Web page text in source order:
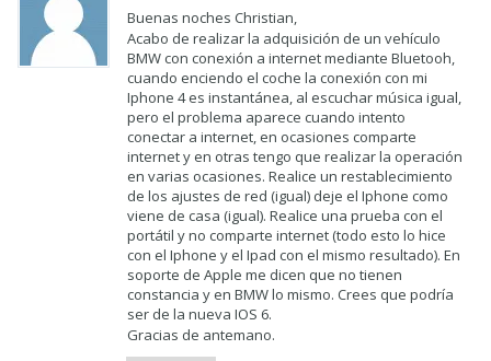
Buenas noches Christian,
Acabo de realizar la adquisición de un vehículo
BMW con conexión a internet mediante Bluetooh,
cuando enciendo el coche la conexión con mi
Iphone 4 es instantánea, al escuchar música igual,
pero el problema aparece cuando intento
conectar a internet, en ocasiones comparte
internet y en otras tengo que realizar la operación
en varias ocasiones. Realice un restablecimiento
de los ajustes de red (igual) deje el Iphone como
viene de casa (igual). Realice una prueba con el
portátil y no comparte internet (todo esto lo hice
con el Iphone y el Ipad con el mismo resultado). En
soporte de Apple me dicen que no tienen
constancia y en BMW lo mismo. Crees que podría
ser de la nueva IOS 6.
Gracias de antemano.